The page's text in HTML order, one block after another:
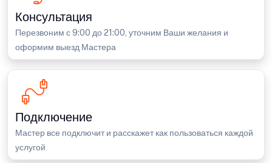
Консультация
Перезвоним с 9:00 до 21:00, уточним Ваши желания и
оформим выезд Мастера
Подключение
Мастер все подключит и расскажет как пользоваться каждой
услугой